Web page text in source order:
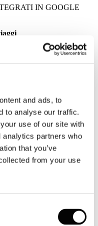
and ads, to
to analyse our traffic.
use of our site with
analytics partners who
that you’ve
from your use
IN GOOGLE
e dispositivi mobili
Trenitalia e trasporti
esigenze è diventato
Google porta le
su Google
che permette di
i più opportuni
mezzi di trasporto pubblico
e su Google Maps
anche le icone delle